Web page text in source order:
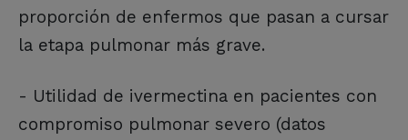
proporción de enfermos que pasan a cursar
la etapa pulmonar más grave.
- Utilidad de ivermectina en pacientes con
compromiso pulmonar severo (datos